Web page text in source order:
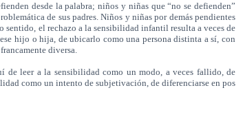
desde la palabra; niños y niñas que “no se defienden”
de sus padres. Niños y niñas por demás pendientes
el rechazo a la sensibilidad infantil resulta a veces de
hijo o hija, de ubicarlo como una persona distinta a sí, con
diversa.
de leer a la sensibilidad como un modo, a veces fallido, de
como un intento de subjetivación, de diferenciarse en pos